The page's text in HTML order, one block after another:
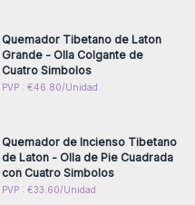
con diferentes
esta increíble gama
Artisan Españaa sus
Quemador Tibetano de Laton
Grande - Olla Colgante de
Cuatro Simbolos
PVP : €46.80/Unidad
Inicie sesión o regístrese
Quemador de Incienso Tibetano
de Laton - Olla de Pie Cuadrada
con Cuatro Simbolos
PVP : €33.60/Unidad
Inicie sesión o regístrese